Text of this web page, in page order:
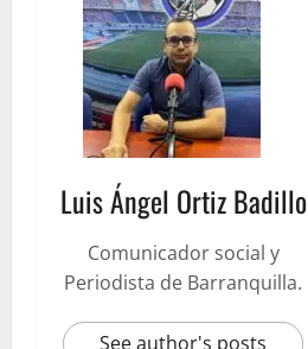
Luis Ángel Ortiz Badillo
Comunicador social y
Periodista de Barranquilla.
See author's posts